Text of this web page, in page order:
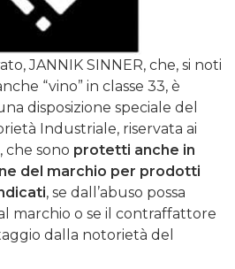
JANNIK SINNER, che, si noti
“vino” in classe 33, è
disposizione speciale del
Industriale, riservata ai
, che sono protetti anche in
del marchio per prodotti
, se dall’abuso possa
marchio o se il contraffattore
dalla notorietà del